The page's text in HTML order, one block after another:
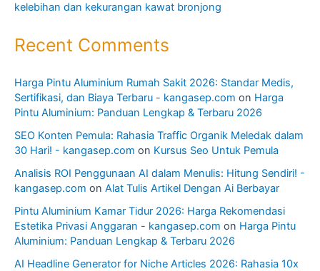
kelebihan dan kekurangan kawat bronjong
Recent Comments
Harga Pintu Aluminium Rumah Sakit 2026: Standar Medis,
Sertifikasi, dan Biaya Terbaru - kangasep.com on Harga
Pintu Aluminium: Panduan Lengkap & Terbaru 2026
SEO Konten Pemula: Rahasia Traffic Organik Meledak dalam
30 Hari! - kangasep.com on Kursus Seo Untuk Pemula
Analisis ROI Penggunaan AI dalam Menulis: Hitung Sendiri! -
kangasep.com on Alat Tulis Artikel Dengan Ai Berbayar
Pintu Aluminium Kamar Tidur 2026: Harga Rekomendasi
Estetika Privasi Anggaran - kangasep.com on Harga Pintu
Aluminium: Panduan Lengkap & Terbaru 2026
AI Headline Generator for Niche Articles 2026: Rahasia 10x